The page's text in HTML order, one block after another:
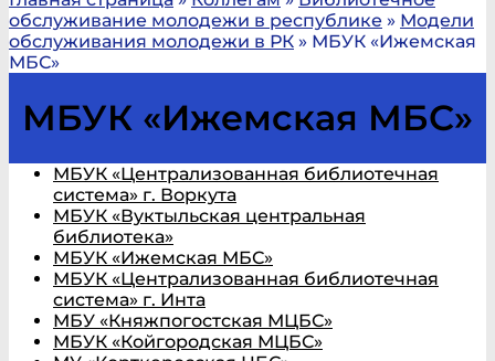
обслуживание молодежи в республике » Модели
обслуживания молодежи в РК » МБУК «Ижемская
МБС»
МБУК «Ижемская МБС»
МБУК «Централизованная библиотечная
система» г. Воркута
МБУК «Вуктыльская центральная
библиотека»
МБУК «Ижемская МБС»
МБУК «Централизованная библиотечная
система» г. Инта
МБУ «Княжпогостская МЦБС»
МБУК «Койгородская МЦБС»